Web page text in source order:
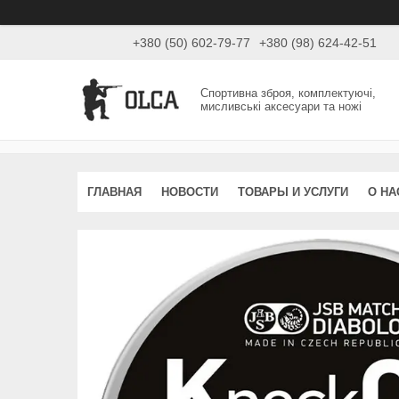
+380 (50) 602-79-77 +380 (98) 624-42-51
Спортивна зброя, комплектуючі,
мисливські аксесуари та ножі
ГЛАВНАЯ НОВОСТИ ТОВАРЫ И УСЛУГИ О